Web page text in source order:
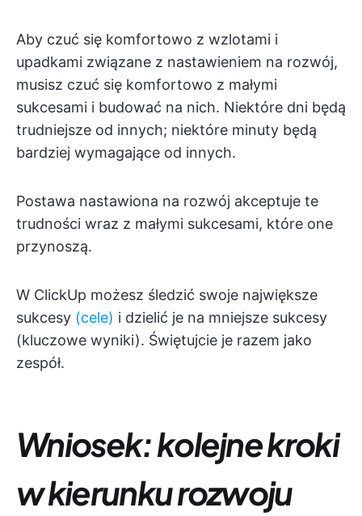
Aby czuć się komfortowo z wzlotami i
upadkami związane z nastawieniem na rozwój,
musisz czuć się komfortowo z małymi
sukcesami i budować na nich. Niektóre dni będą
trudniejsze od innych; niektóre minuty będą
bardziej wymagające od innych.
Postawa nastawiona na rozwój akceptuje te
trudności wraz z małymi sukcesami, które one
przynoszą.
W ClickUp możesz śledzić swoje największe
sukcesy (cele) i dzielić je na mniejsze sukcesy
(kluczowe wyniki). Świętujcie je razem jako
zespół.
Wniosek: kolejne kroki
w kierunku rozwoju